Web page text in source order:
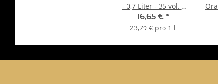
- 0,7 Liter - 35 vol. -
Flasche: Cristal -
L'Oro di Amalfi
16,65 € *
23,79 € pro 1 l